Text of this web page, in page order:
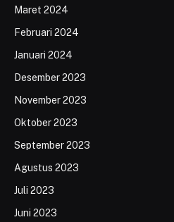
Maret 2024
Februari 2024
Januari 2024
Desember 2023
November 2023
Oktober 2023
September 2023
Agustus 2023
Juli 2023
Juni 2023